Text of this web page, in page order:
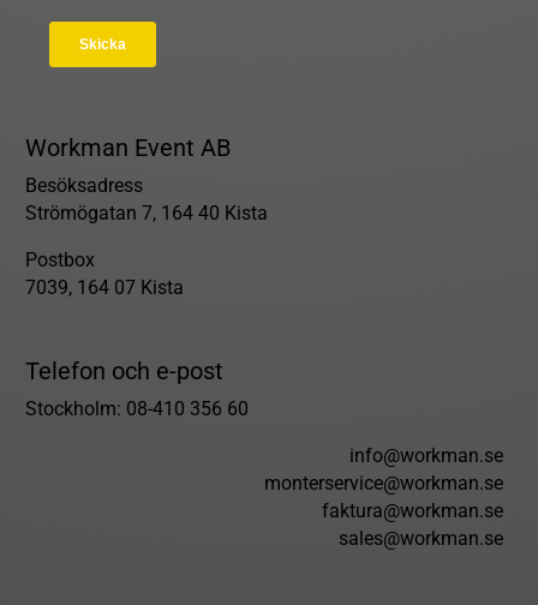
Workman Event AB
Besöksadress
Strömögatan 7, 164 40 Kista
Postbox
7039, 164 07 Kista
Telefon och e-post
Stockholm: 08-410 356 60
info@workman.se
monterservice@workman.se
faktura@workman.se
sales@workman.se